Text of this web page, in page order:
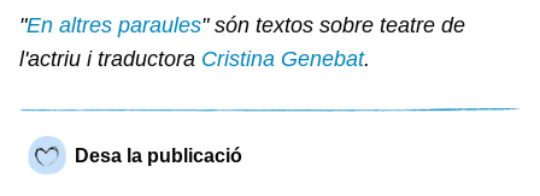
"En altres paraules" són textos sobre teatre de
l'actriu i traductora Cristina Genebat.
Desa la publicació